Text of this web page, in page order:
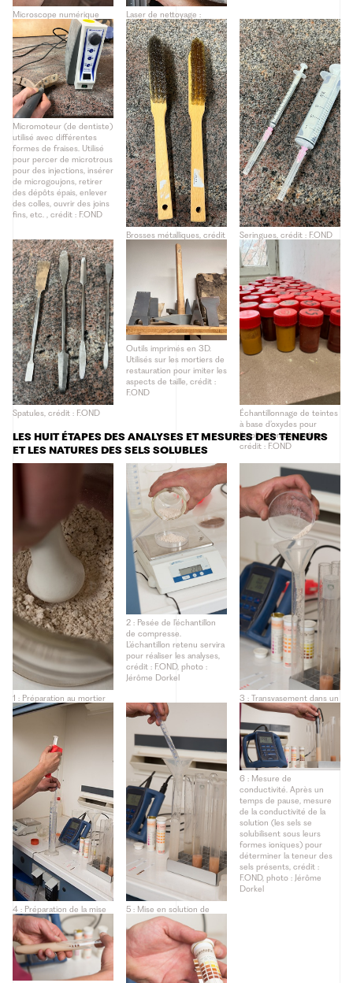
Microscope numérique
portable pour l’observation
notamment des
polychromies, crédit :
F.OND, photo : Jérôme
Dorkel
Laser de nettoyage :
élimine les produits
exogènes de manière
photothermique ou
photochimique par
irradiation de la surface, in
situ, crédit : F.OND, photo :
Simon Woolf
Micromoteur (de dentiste)
utilisé avec différentes
formes de fraises. Utilisé
pour percer de microtrous
pour des injections, insérer
de microgoujons, retirer
des dépôts épais, enlever
des colles, ouvrir des joins
fins, etc. , crédit : F.OND
Brosses métalliques, crédit
Seringues, crédit : F.OND
Spatules, crédit : F.OND
Outils imprimés en 3D.
Utilisés sur les mortiers de
restauration pour imiter les
aspects de taille, crédit :
F.OND
Échantillonnage de teintes
à base d’oxydes pour
l’application des patines,
crédit : F.OND
LES HUIT ÉTAPES DES ANALYSES ET MESURES DES TENEURS
ET LES NATURES DES SELS SOLUBLES
1 : Préparation au mortier
et au pilon d’une
compresse de
dessalement. Cette
préparation est effectuée
après application et
séchage à masse
constante, pour mesurer
les teneurs et types de
sels solubles retirés du
grès, crédit : F.OND, photo
: Jérôme Dorkel
2 : Pesée de l’échantillon
de compresse.
L’échantillon retenu servira
pour réaliser les analyses,
crédit : F.OND, photo :
Jérôme Dorkel
3 : Transvasement dans un
tube à essai. L’échantillon
est transvasé dans un tube
à essai, crédit : F.OND,
photo : Jérôme Dorkel
4 : Préparation de la mise
en solution. Préparation de
la mise en solution de la
compresse au moyen
d’eau déminéralisée, crédit
: F.OND, photo : Jérôme
Dorkel
5 : Mise en solution de
l’échantillon, crédit : F.OND,
photo : Jérôme Dorkel
6 : Mesure de
conductivité. Après un
temps de pause, mesure
de la conductivité de la
solution (les sels se
solubilisent sous leurs
formes ioniques) pour
déterminer la teneur des
sels présents, crédit :
F.OND, photo : Jérôme
Dorkel